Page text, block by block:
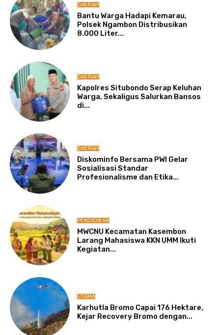
DAERAH
Bantu Warga Hadapi Kemarau,
Polsek Ngambon Distribusikan
8.000 Liter...
DAERAH
Kapolres Situbondo Serap Keluhan
Warga, Sekaligus Salurkan Bansos
di...
DAERAH
Diskominfo Bersama PWI Gelar
Sosialisasi Standar
Profesionalisme dan Etika...
PENDIDIKAN
MWCNU Kecamatan Kasembon
Larang Mahasiswa KKN UMM Ikuti
Kegiatan...
UTAMA
Karhutla Bromo Capai 176 Hektare,
Kejar Recovery Bromo dengan...